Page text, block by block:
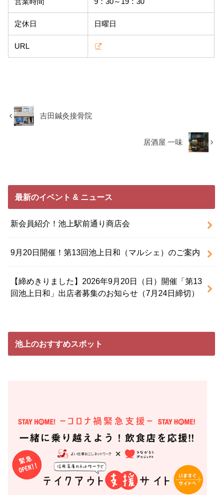
営業時間 9：30～19：30
定休日 日曜日
URL
吉田鍼灸接骨院
居酒屋 一味
最新のイベント & ニュース
新会員紹介！池上駅前通り商店会
9月20日開催！第13回池上日和（マルシェ）のご案内
【締めきりました】2026年9月20日（日）開催「第13
回池上日和」出店者募集のお知らせ（7月24日締切）
池上のおすすめスポット